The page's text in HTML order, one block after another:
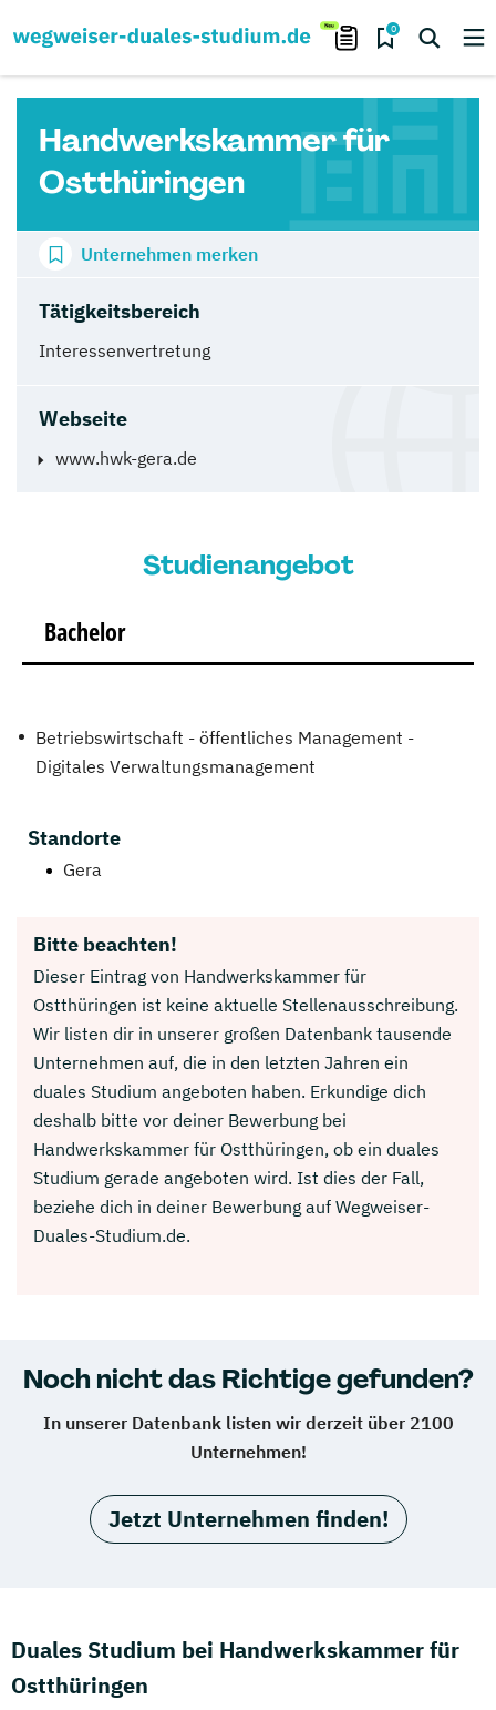
0
Handwerkskammer für
Ostthüringen
Tätigkeitsbereich
Interessenvertretung
Webseite
www.hwk-gera.de
Unternehmen merken
Studienangebot
Bachelor
Betriebswirtschaft - öffentliches Management -
Digitales Verwaltungsmanagement
Standorte
Gera
Bitte beachten!
Dieser Eintrag von Handwerkskammer für
Ostthüringen ist keine aktuelle Stellenausschreibung.
Wir listen dir in unserer großen Datenbank tausende
Unternehmen auf, die in den letzten Jahren ein
duales Studium angeboten haben. Erkundige dich
deshalb bitte vor deiner Bewerbung bei
Handwerkskammer für Ostthüringen, ob ein duales
Studium gerade angeboten wird. Ist dies der Fall,
beziehe dich in deiner Bewerbung auf Wegweiser-
Duales-Studium.de.
Noch nicht das Richtige gefunden?
In unserer Datenbank listen wir derzeit über 2100
Unternehmen!
Jetzt Unternehmen finden!
Duales Studium bei Handwerkskammer für
Ostthüringen